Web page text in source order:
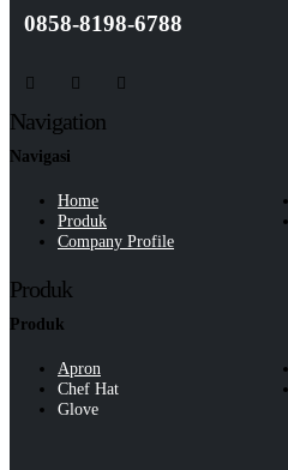
0858-8198-6788
Navigation
Navigasi
Home
Produk
Company Profile
Produk
Produk
Apron
Chef Hat
Glove